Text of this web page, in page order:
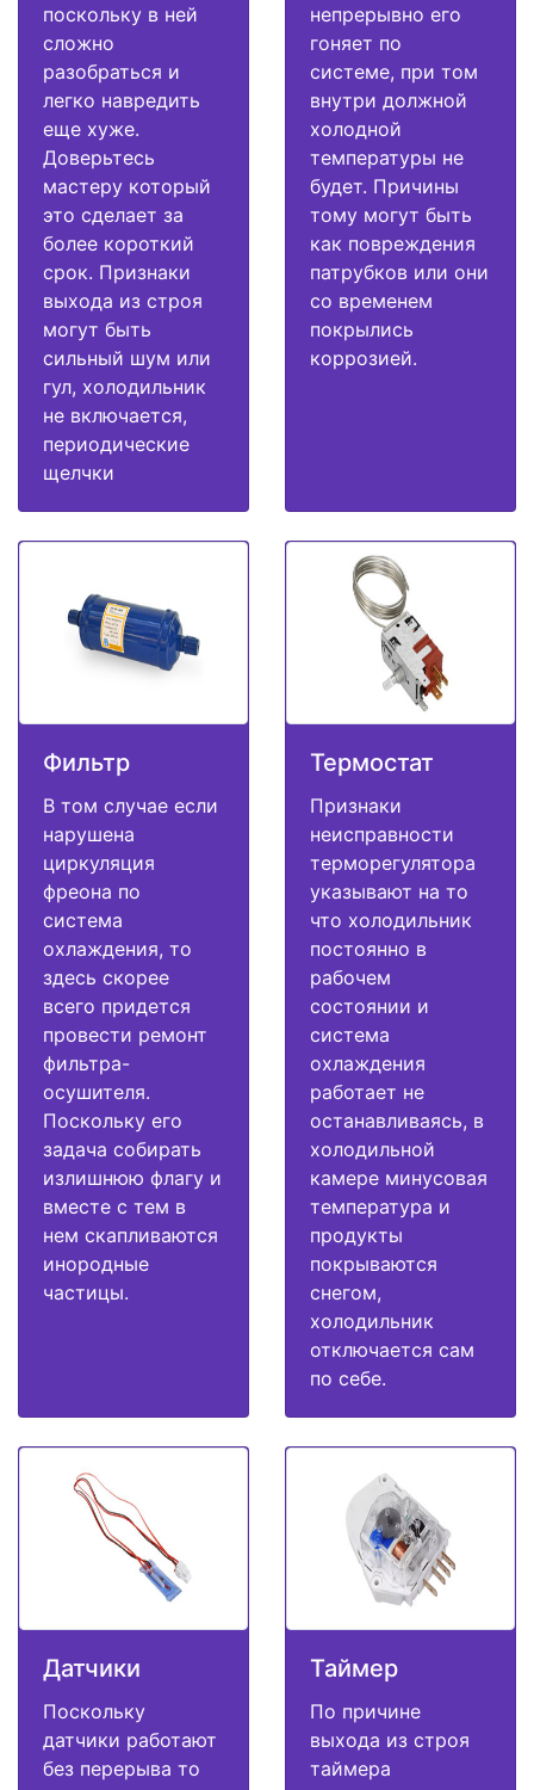
поскольку в ней
сложно
разобраться и
легко навредить
еще хуже.
Доверьтесь
мастеру который
это сделает за
более короткий
срок. Признаки
выхода из строя
могут быть
сильный шум или
гул, холодильник
не включается,
периодические
щелчки
непрерывно его
гоняет по
системе, при том
внутри должной
холодной
температуры не
будет. Причины
тому могут быть
как повреждения
патрубков или они
со временем
покрылись
коррозией.
Фильтр
В том случае если
нарушена
циркуляция
фреона по
система
охлаждения, то
здесь скорее
всего придется
провести ремонт
фильтра-
осушителя.
Поскольку его
задача собирать
излишнюю флагу и
вместе с тем в
нем скапливаются
инородные
частицы.
Термостат
Признаки
неисправности
терморегулятора
указывают на то
что холодильник
постоянно в
рабочем
состоянии и
система
охлаждения
работает не
останавливаясь, в
холодильной
камере минусовая
температура и
продукты
покрываются
снегом,
холодильник
отключается сам
по себе.
Датчики
Поскольку
датчики работают
без перерыва то
Таймер
По причине
выхода из строя
таймера